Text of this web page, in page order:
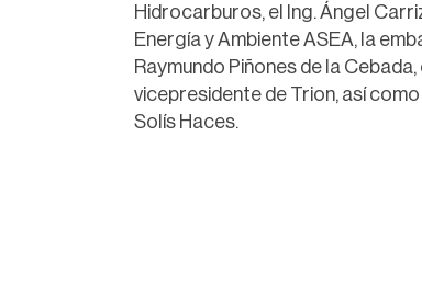
Hidrocarburos, el Ing. Ángel
Energía y Ambiente ASEA, la
Raymundo Piñones de la
vicepresidente de Trion, así
Solís Haces.